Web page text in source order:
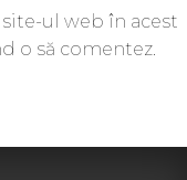
ul web în acest
o să comentez.